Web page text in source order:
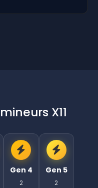
X11
Gen 4
2
Gen 5
2